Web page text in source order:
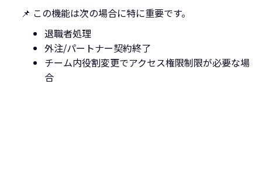
📌 この機能は次の場合に特に重要です。
退職者処理
外注/パートナー契約終了
チーム内役割変更でアクセス権限制限が必要な場
合